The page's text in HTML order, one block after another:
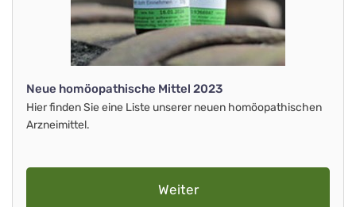
Neue homöopathische Mittel 2023
Hier finden Sie eine Liste unserer neuen homöopathischen
Arzneimittel.
Weiter